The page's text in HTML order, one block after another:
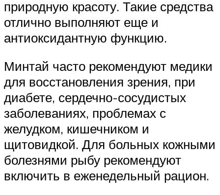
природную красоту. Такие средства
отлично выполняют еще и
антиоксидантную функцию.
Минтай часто рекомендуют медики
для восстановления зрения, при
диабете, сердечно-сосудистых
заболеваниях, проблемах с
желудком, кишечником и
щитовидкой. Для больных кожными
болезнями рыбу рекомендуют
включить в еженедельный рацион.